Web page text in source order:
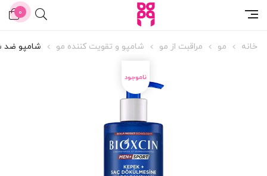
0
خانه مو مراقبت از مو شامپو و تقویت کننده مو شامپو ضد